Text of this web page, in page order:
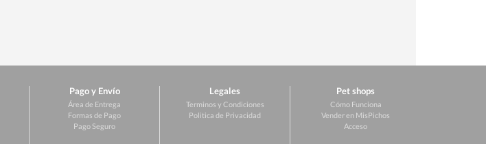
Pago y Envío
Área de Entrega
Formas de Pago
Pago Seguro
Legales
Terminos y Condiciones
Politica de Privacidad
Pet shops
Cómo Funciona
Vender en MisPichos
Acceso